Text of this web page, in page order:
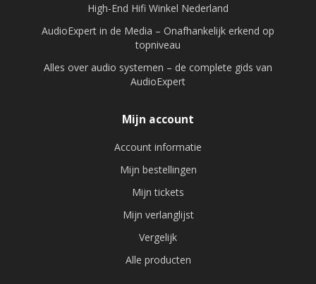
High-End Hifi Winkel Nederland
AudioExpert in de Media – Onafhankelijk erkend op
topniveau
Alles over audio systemen – de complete gids van
AudioExpert
Mijn account
Account informatie
Mijn bestellingen
Mijn tickets
Mijn verlanglijst
Vergelijk
Alle producten